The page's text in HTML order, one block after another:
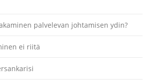
palvelevan johtamisen ydin?
ei riitä